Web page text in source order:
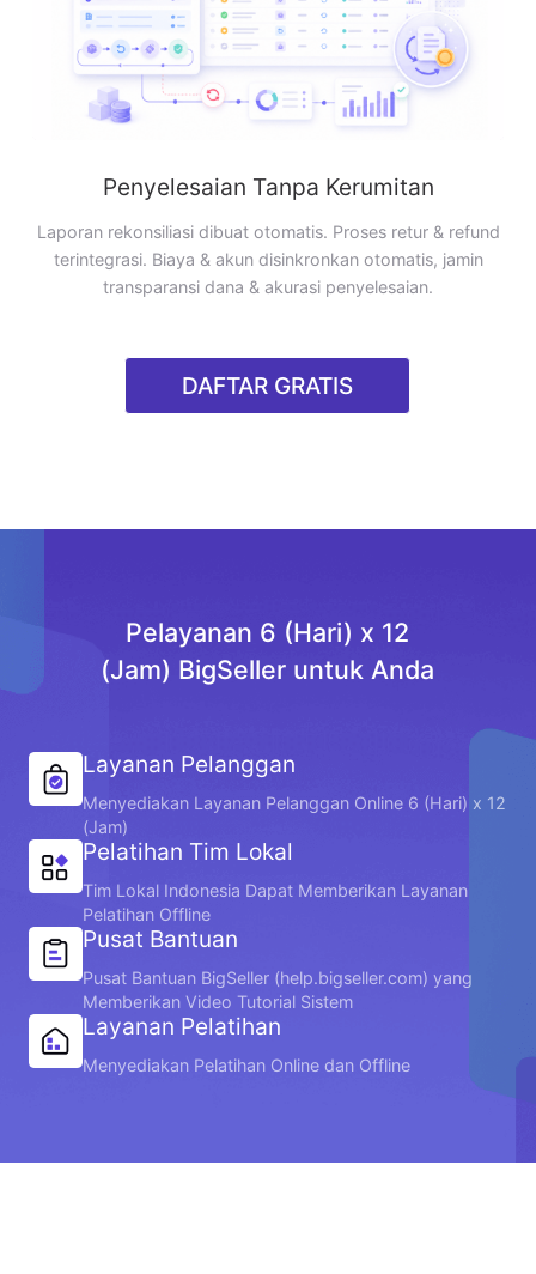
Penyelesaian Tanpa Kerumitan
Laporan rekonsiliasi dibuat otomatis. Proses retur & refund
terintegrasi. Biaya & akun disinkronkan otomatis, jamin
transparansi dana & akurasi penyelesaian.
DAFTAR GRATIS
Pelayanan 6 (Hari) x 12
(Jam) BigSeller untuk Anda
Layanan Pelanggan
Menyediakan Layanan Pelanggan Online 6 (Hari) x 12
(Jam)
Pelatihan Tim Lokal
Tim Lokal Indonesia Dapat Memberikan Layanan
Pelatihan Offline
Pusat Bantuan
Pusat Bantuan BigSeller (help.bigseller.com) yang
Memberikan Video Tutorial Sistem
Layanan Pelatihan
Menyediakan Pelatihan Online dan Offline